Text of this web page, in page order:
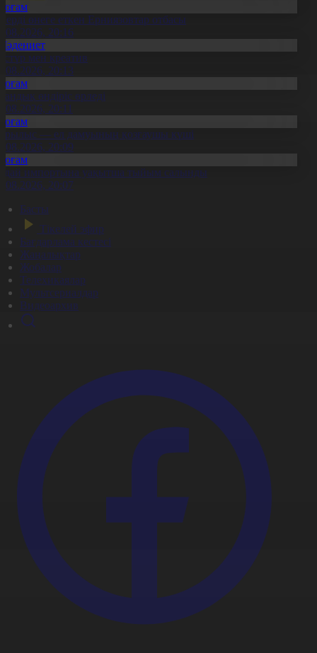
өнеге еткен Ерниязовтар отбасы
20:16
мен креатив
20:13
өндіріс өрледі
20:11
— ел дамуының қозғаушы күші
20:09
импортына уақытша тыйым салынды
20:07
Басты
Тікелей эфир
Бағдарлама кестесі
Жаңалықтар
Жобалар
Телехикаялар
Мультсериалдар
Видеоархив